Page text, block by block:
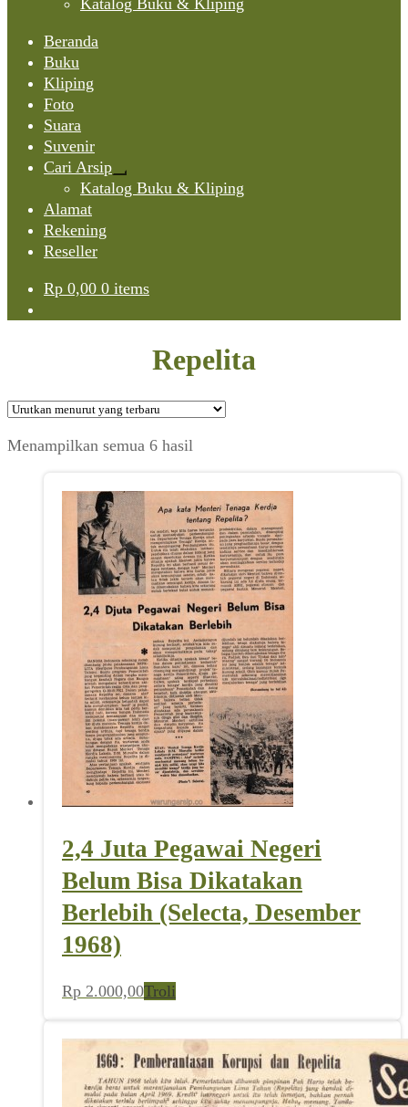
Katalog Buku & Kliping
Beranda
Buku
Kliping
Foto
Suara
Suvenir
Cari Arsip
Expand
child
Katalog Buku & Kliping
Alamat
Rekening
Reseller
Rp 0,00 0 items
Repelita
Menampilkan semua 6 hasil
yang
terbaru
2,4 Juta Pegawai Negeri
Belum Bisa Dikatakan
Berlebih (Selecta, Desember
1968)
Rp 2.000,00Troli